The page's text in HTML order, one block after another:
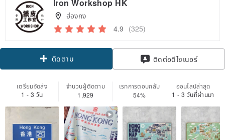
Iron Workshop HK
ฮ่องกง
4.9 (325)
ติดตาม ติดต่อดีไซเนอร์
เตรียมจัดส่ง
1 - 3 วัน
จำนวนผู้ติดตาม
1,929
เรทการตอบกลับ
54%
ออนไลน์ล่าสุด
1 - 3 วันที่ผ่านมา